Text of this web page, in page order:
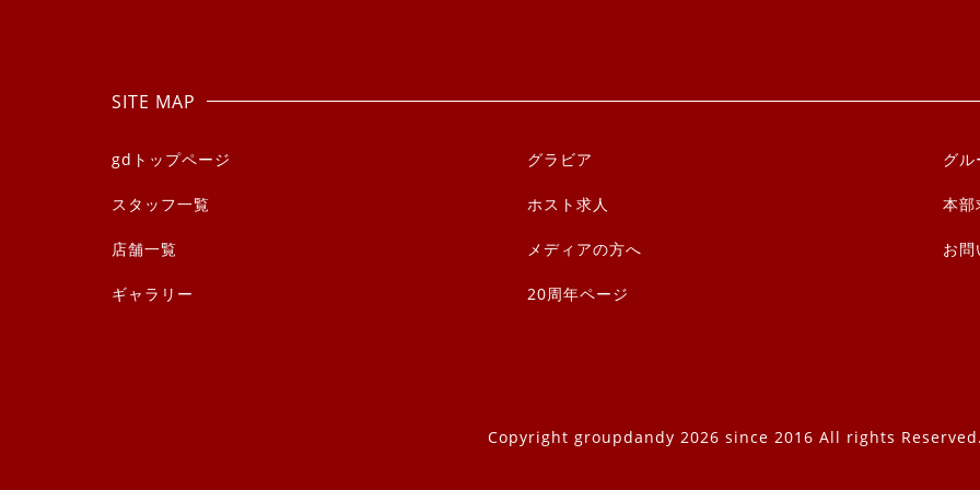
SITE MAP
gdトップページ グラビア グル
スタッフ一覧 ホスト求人 本部
店舗一覧 メディアの方へ お問
ギャラリー 20周年ページ
Copyright groupdandy 2026 since 2016 All rights Reserved.